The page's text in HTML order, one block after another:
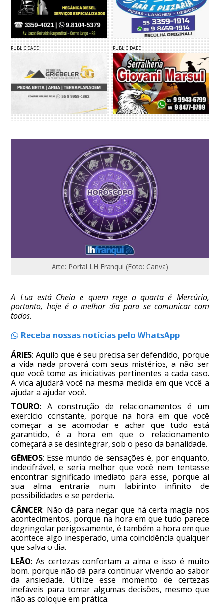
PUBLICIDADE PUBLICIDADE
Arte: Portal LH Franqui (Foto: Canva)
A Lua está Cheia e quem rege a quarta é Mercúrio,
portanto, hoje é o melhor dia para se comunicar com
todos.
Receba nossas notícias pelo WhatsApp
ÁRIES: Aquilo que é seu precisa ser defendido, porque
a vida nada proverá com seus mistérios, a não ser
que você tome as iniciativas pertinentes a cada caso.
A vida ajudará você na mesma medida em que você a
ajudar a ajudar você.
TOURO: A construção de relacionamentos é um
exercício constante, porque na hora em que você
começar a se acomodar e achar que tudo está
garantido, é a hora em que o relacionamento
começará a se desintegrar, sob o peso da banalidade.
GÊMEOS: Esse mundo de sensações é, por enquanto,
indecifrável, e seria melhor que você nem tentasse
encontrar significado imediato para esse, porque aí
sua alma entraria num labirinto infinito de
possibilidades e se perderia.
CÂNCER: Não dá para negar que há certa magia nos
acontecimentos, porque na hora em que tudo parece
degringolar perigosamente, é também a hora em que
acontece algo inesperado, uma coincidência qualquer
que salva o dia.
LEÃO: As certezas confortam a alma e isso é muito
bom, porque não dá para continuar vivendo ao sabor
da ansiedade. Utilize esse momento de certezas
inefáveis para tomar algumas decisões, mesmo que
não as coloque em prática.